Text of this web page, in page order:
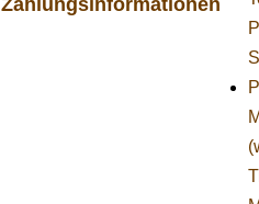
Zahlungsinformationen